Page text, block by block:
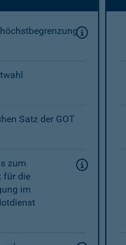
Satz der GOT
zum
für die
im